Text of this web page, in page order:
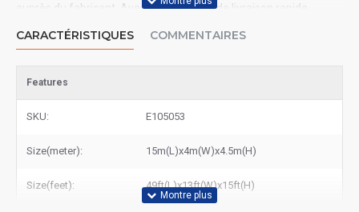
auprès du fabricant. Avec notre service de livraison rapide,
France. Visitez notre site pour découvrir tous nos modèles ou
CARACTÉRISTIQUES COMMENTAIRES
Features
SKU: E105053
Size(meter): 15m(L)x4m(W)x4.5m(H)
Size(feet): 49ft(L)x13ft(W)x15ft(H)